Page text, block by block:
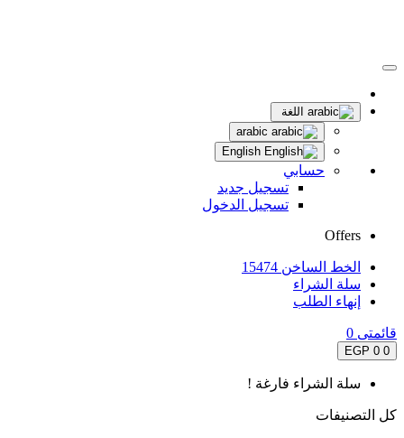
اللغة
حسابي
تسجيل جديد
تسجيل الدخول
Offers
الخط الساخن 15474
سلة الشراء
إنهاء الطلب
قائمتى 0
0
0 EGP
سلة الشراء فارغة !
كل التصنيفات